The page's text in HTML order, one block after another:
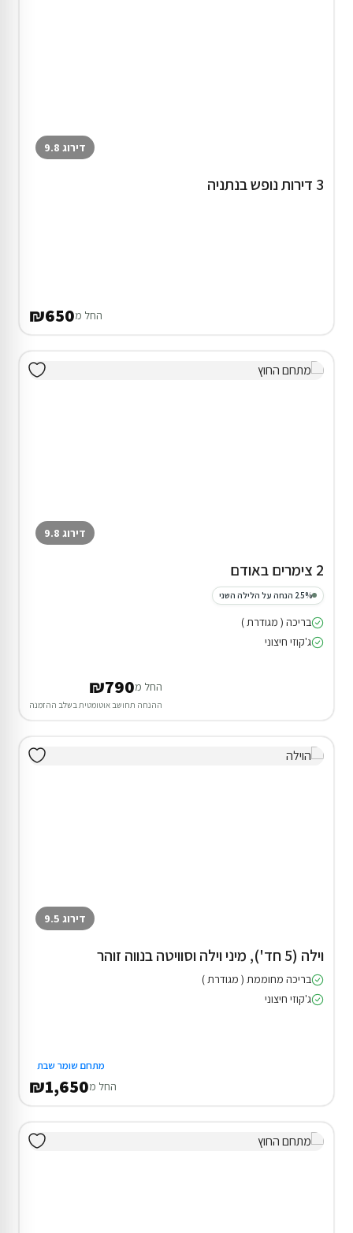
דירוג 9.8
3 דירות נופש בנתניה
החל מ₪650
דירוג 9.8
2 צימרים באודם
25% הנחה על הלילה השני
בריכה ( מגודרת )
ג'קוזי חיצוני
החל מ₪790
ההנחה תחושב אוטומטית בשלב ההזמנה
דירוג 9.5
וילה (5 חד'), מיני וילה וסוויטה בנווה זוהר
בריכה מחוממת ( מגודרת )
ג'קוזי חיצוני
מתחם שומר שבת
החל מ₪1,650